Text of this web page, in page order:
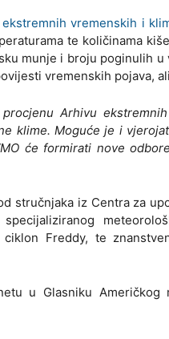
vremenskih i
te količinama
munje i broju poginulih
vremenskih pojava,
Arhivu
klime. Moguće je i
će formirati nove
stručnjaka iz Centra za
Freddy, te
u Glasniku Američkog